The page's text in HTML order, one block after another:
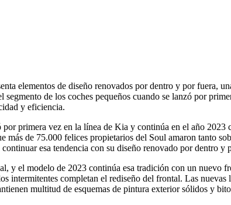
elementos de diseño renovados por dentro y por fuera,
de los coches pequeños cuando se lanzó por
y eficiencia.
primera vez en la línea de Kia y continúa en el año
de 75.000 felices propietarios del Soul amaron tanto
esa tendencia con su diseño renovado por dentro
y el modelo de 2023 continúa esa tradición con un nuevo
intermitentes completan el rediseño del frontal. Las
multitud de esquemas de pintura exterior sólidos y